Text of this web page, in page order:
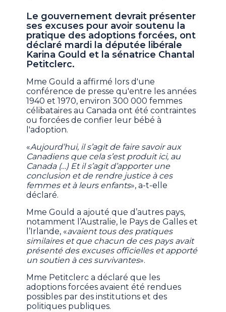
Le gouvernement devrait présenter
ses excuses pour avoir soutenu la
pratique des adoptions forcées, ont
déclaré mardi la députée libérale
Karina Gould et la sénatrice Chantal
Petitclerc.
Mme Gould a affirmé lors d'une
conférence de presse qu'entre les années
1940 et 1970, environ 300 000 femmes
célibataires au Canada ont été contraintes
ou forcées de confier leur bébé à
l'adoption.
«Aujourd’hui, il s’agit de faire savoir aux
Canadiens que cela s’est produit ici, au
Canada (…) Et il s’agit d’apporter une
conclusion et de rendre justice à ces
femmes et à leurs enfants», a-t-elle
déclaré.
Mme Gould a ajouté que d’autres pays,
notamment l’Australie, le Pays de Galles et
l’Irlande, «avaient tous des pratiques
similaires et que chacun de ces pays avait
présenté des excuses officielles et apporté
un soutien à ces survivantes».
Mme Petitclerc a déclaré que les
adoptions forcées avaient été rendues
possibles par des institutions et des
politiques publiques.